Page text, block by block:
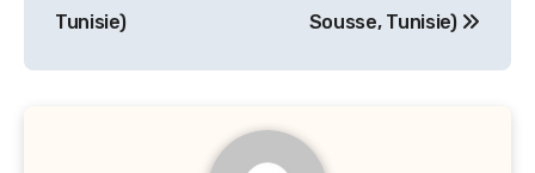
l’article
Tunisie)
Sousse, Tunisie)